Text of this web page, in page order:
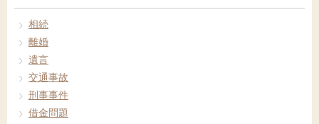
相続
離婚
遺言
交通事故
刑事事件
借金問題